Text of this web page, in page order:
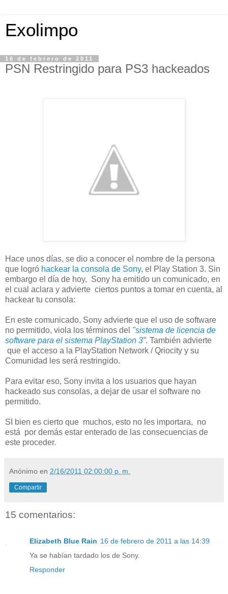
Exolimpo
16 de febrero de 2011
PSN Restringido para PS3 hackeados
Hace unos días, se dio a conocer el nombre de la persona
que logró hackear la consola de Sony, el Play Station 3. Sin
embargo el día de hoy, Sony ha emitido un comunicado, en
el cual aclara y advierte ciertos puntos a tomar en cuenta, al
hackear tu consola:
En este comunicado, Sony advierte que el uso de software
no permitido, viola los términos del "sistema de licencia de
software para el sistema PlayStation 3”. También advierte
que el acceso a la PlayStation Network / Qriocity y su
Comunidad les será restringido.
Para evitar eso, Sony invita a los usuarios que hayan
hackeado sus consolas, a dejar de usar el software no
permitido.
SI bien es cierto que muchos, esto no les importara, no
está por demás estar enterado de las consecuencias de
este proceder.
Anónimo en 2/16/2011 02:00:00 p. m.
Compartir
15 comentarios:
Elizabeth Blue Rain 16 de febrero de 2011 a las 14:39
Ya se habían tardado los de Sony.
Responder